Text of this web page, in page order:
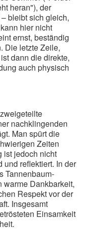
heran"), der
bleibt sich gleich,
hier nicht
ernst, beständig
Die letzte Zeile,
dann die direkte,
auch physisch
nachklingenden
Man spürt die
Zeiten
ist jedoch nicht
und reflektiert. In der
Tannenbaum-
warme Dankbarkeit,
Respekt vor der
Insgesamt
Einsamkeit